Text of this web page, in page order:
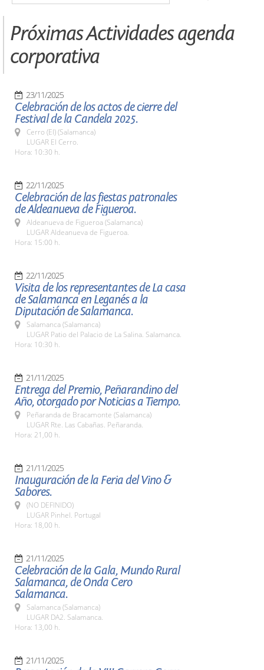
Próximas Actividades agenda
corporativa
23/11/2025
Celebración de los actos de cierre del
Festival de la Candela 2025.
Cerro (El) (Salamanca)
LUGAR El Cerro.
Hora: 10:30 h.
22/11/2025
Celebración de las fiestas patronales
de Aldeanueva de Figueroa.
Aldeanueva de Figueroa (Salamanca)
LUGAR Aldeanueva de Figueroa.
Hora: 15:00 h.
22/11/2025
Visita de los representantes de La casa
de Salamanca en Leganés a la
Diputación de Salamanca.
Salamanca (Salamanca)
LUGAR Patio del Palacio de La Salina. Salamanca.
Hora: 10:30 h.
21/11/2025
Entrega del Premio, Peñarandino del
Año, otorgado por Noticias a Tiempo.
Peñaranda de Bracamonte (Salamanca)
LUGAR Rte. Las Cabañas. Peñaranda.
Hora: 21,00 h.
21/11/2025
Inauguración de la Feria del Vino &
Sabores.
(NO DEFINIDO)
LUGAR Pinhel. Portugal
Hora: 18,00 h.
21/11/2025
Celebración de la Gala, Mundo Rural
Salamanca, de Onda Cero
Salamanca.
Salamanca (Salamanca)
LUGAR DA2. Salamanca.
Hora: 13,00 h.
21/11/2025